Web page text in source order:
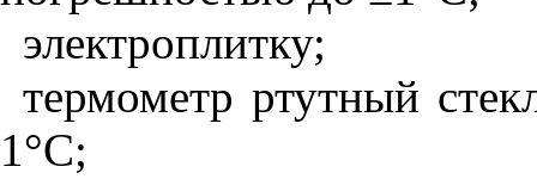
электроплитку;
термометр ртутный
1°С;